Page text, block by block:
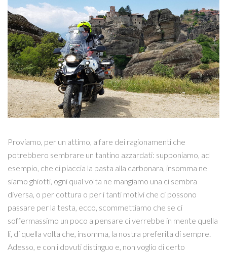
Proviamo, per un attimo, a fare dei ragionamenti che
potrebbero sembrare un tantino azzardati: supponiamo, ad
esempio, che ci piaccia la pasta alla carbonara, insomma ne
siamo ghiotti, ogni qual volta ne mangiamo una ci sembra
diversa, o per cottura o per i tanti motivi che ci possono
passare per la testa, ecco, scommettiamo che se ci
soffermassimo un poco a pensare ci verrebbe in mente quella
li, di quella volta che, insomma, la nostra preferita di sempre.
Adesso, e con i dovuti distinguo e, non voglio di certo